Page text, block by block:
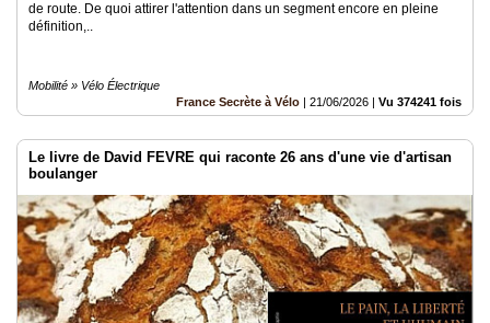
de route. De quoi attirer l'attention dans un segment encore en pleine
définition,..
Mobilité » Vélo Électrique
France Secrète à Vélo | 21/06/2026 | Vu 374241 fois
Le livre de David FEVRE qui raconte 26 ans d'une vie d'artisan
boulanger